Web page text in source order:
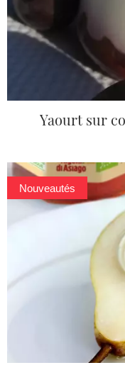
Yaourt sur
Nouveautés